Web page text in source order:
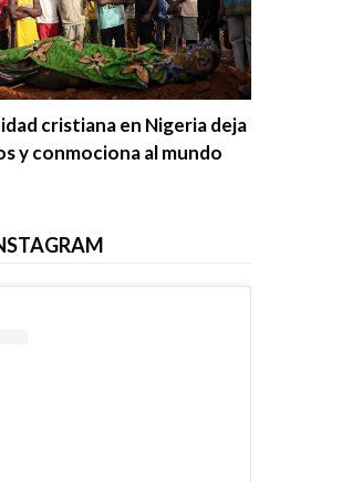
cristiana en Nigeria deja
y conmociona al mundo